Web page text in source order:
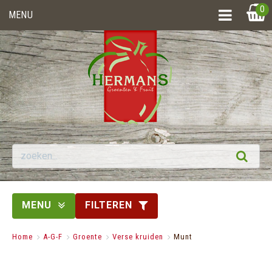
0
MENU
MENU FILTEREN
Home > A-G-F > Groente > Verse kruiden > Munt